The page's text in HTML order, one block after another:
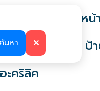
ค้นหา ✕
ยติดผนัง / ป้ายหน้
ดหน้าอก
ป้
ะคริลิค